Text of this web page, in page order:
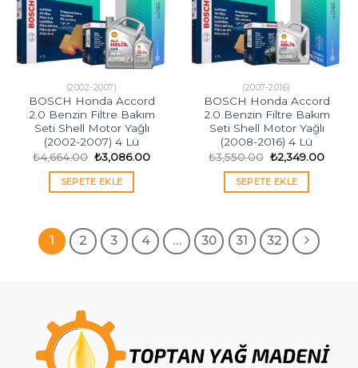
(2002-2007)
BOSCH Honda Accord
2.0 Benzin Filtre Bakım
Seti Shell Motor Yağlı
(2002-2007) 4 Lü
₺4,664.00 Orijinal
fiyat:
₺4,664.00.
₺3,086.00Şu
SEPETE EKLE
(2007-2016)
BOSCH Honda Accord
2.0 Benzin Filtre Bakım
Seti Shell Motor Yağlı
(2008-2016) 4 Lü
₺3,550.00 Orijinal
fiyat:
₺3,550.00.
₺2,349.00Şu
SEPETE EKLE
1 2 3 4 … 30 31 32